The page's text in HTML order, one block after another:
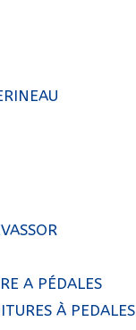
A PÉDALES
À PEDALES